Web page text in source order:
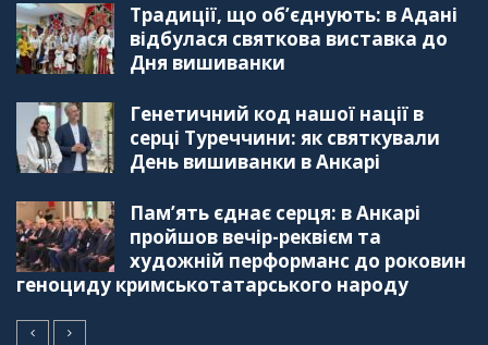
рада українських громад Туреччини
56:20
"Дзеркало діаспори". Випуск 3. Вища освіта:
59:38
"Дзеркало діаспори", Випуск 2, Як вивчити
57:18
"Дзеркало діаспори". Випуск 1. Про створення
порталу "Укр-Айна"
39:41
Традиції, що об’єднують: в Адані
відбулася святкова виставка до
Дня вишиванки
Генетичний код нашої нації в
серці Туреччини: як святкували
День вишиванки в Анкарі
Пам’ять єднає серця: в Анкарі
пройшов вечір-реквієм та
художній перформанс до роковин
геноциду кримськотатарського народу